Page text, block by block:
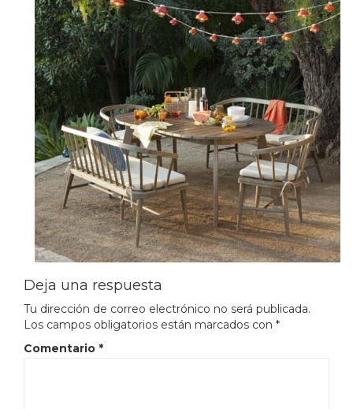
Deja una respuesta
Tu dirección de correo electrónico no será publicada.
Los campos obligatorios están marcados con *
Comentario *